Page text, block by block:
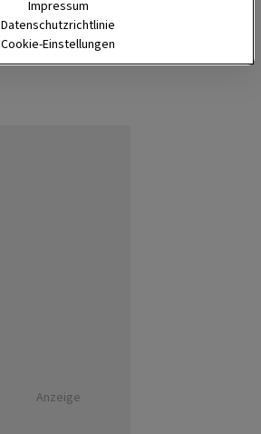
Anzeige
Impressum
Datenschutzrichtlinie
Cookie-Einstellungen